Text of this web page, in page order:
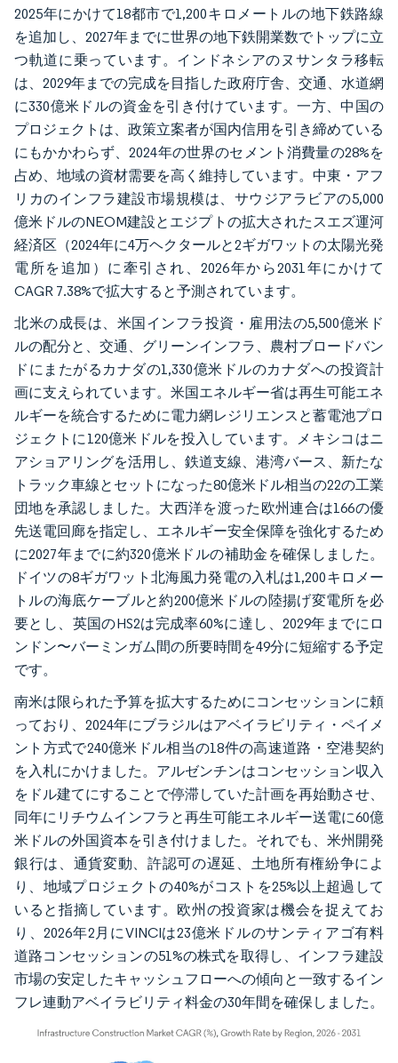
2025年にかけて18都市で1,200キロメートルの地下鉄路線
を追加し、2027年までに世界の地下鉄開業数でトップに立
つ軌道に乗っています。インドネシアのヌサンタラ移転
は、2029年までの完成を目指した政府庁舎、交通、水道網
に330億米ドルの資金を引き付けています。一方、中国の
プロジェクトは、政策立案者が国内信用を引き締めている
にもかかわらず、2024年の世界のセメント消費量の28%を
占め、地域の資材需要を高く維持しています。中東・アフ
リカのインフラ建設市場規模は、サウジアラビアの5,000
億米ドルのNEOM建設とエジプトの拡大されたスエズ運河
経済区（2024年に4万ヘクタールと2ギガワットの太陽光発
電所を追加）に牽引され、2026年から2031年にかけて
CAGR 7.38%で拡大すると予測されています。
北米の成長は、米国インフラ投資・雇用法の5,500億米ド
ルの配分と、交通、グリーンインフラ、農村ブロードバン
ドにまたがるカナダの1,330億米ドルのカナダへの投資計
画に支えられています。米国エネルギー省は再生可能エネ
ルギーを統合するために電力網レジリエンスと蓄電池プロ
ジェクトに120億米ドルを投入しています。メキシコはニ
アショアリングを活用し、鉄道支線、港湾バース、新たな
トラック車線とセットになった80億米ドル相当の22の工業
団地を承認しました。大西洋を渡った欧州連合は166の優
先送電回廊を指定し、エネルギー安全保障を強化するため
に2027年までに約320億米ドルの補助金を確保しました。
ドイツの8ギガワット北海風力発電の入札は1,200キロメー
トルの海底ケーブルと約200億米ドルの陸揚げ変電所を必
要とし、英国のHS2は完成率60%に達し、2029年までにロ
ンドン〜バーミンガム間の所要時間を49分に短縮する予定
です。
南米は限られた予算を拡大するためにコンセッションに頼
っており、2024年にブラジルはアベイラビリティ・ペイメ
ント方式で240億米ドル相当の18件の高速道路・空港契約
を入札にかけました。アルゼンチンはコンセッション収入
をドル建てにすることで停滞していた計画を再始動させ、
同年にリチウムインフラと再生可能エネルギー送電に60億
米ドルの外国資本を引き付けました。それでも、米州開発
銀行は、通貨変動、許認可の遅延、土地所有権紛争によ
り、地域プロジェクトの40%がコストを25%以上超過して
いると指摘しています。欧州の投資家は機会を捉えてお
り、2026年2月にVINCIは23億米ドルのサンティアゴ有料
道路コンセッションの51%の株式を取得し、インフラ建設
市場の安定したキャッシュフローへの傾向と一致するイン
フレ連動アベイラビリティ料金の30年間を確保しました。